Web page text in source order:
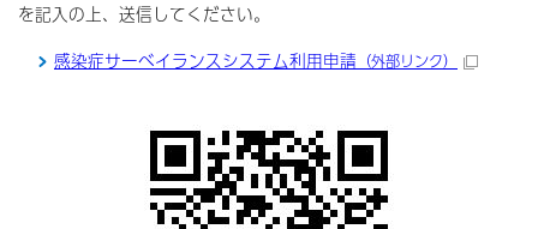
を記入の上、送信してください。
感染症サーべイランスシステム利用申請 （外部リンク）